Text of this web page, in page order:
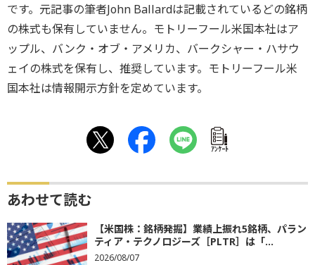
です。元記事の筆者John Ballardは記載されているどの銘柄
の株式も保有していません。モトリーフール米国本社はア
ップル、バンク・オブ・アメリカ、バークシャー・ハサウ
ェイの株式を保有し、推奨しています。モトリーフール米
国本社は情報開示方針を定めています。
ｱﾝｹｰﾄ
あわせて読む
【米国株：銘柄発掘】業績上振れ5銘柄、パラン
ティア・テクノロジーズ［PLTR］は「...
2026/08/07